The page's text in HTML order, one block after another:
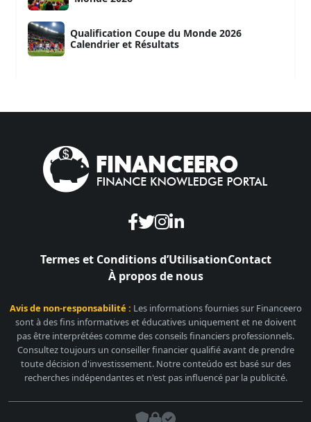
Qualification Coupe du Monde 2026
Calendrier et Résultats
Termes et Conditions d’UtilisationContact
À propos de nous
Avis de non-responsabilité : Les informations fournies sur Financeero
sont à des fins informatives et éducatives uniquement et ne doivent
pas être interprétées comme des conseils financiers professionnels.
Consultez toujours un conseiller financier qualifié avant de prendre
toute décision d'investissement. Notre conteúdo est basé sur des
recherches indépendantes et n'est pas influencé par la publicité.